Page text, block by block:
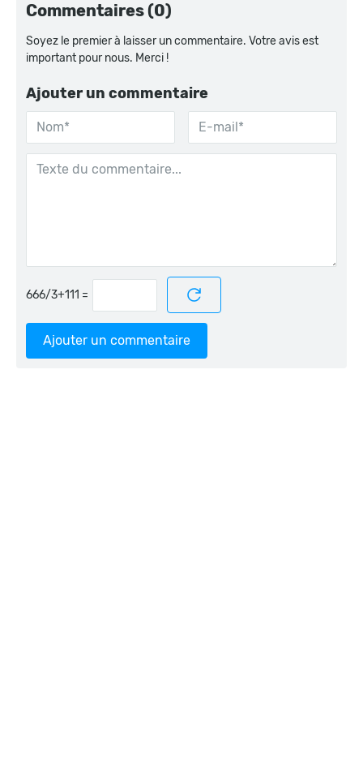
Commentaires (0)
Soyez le premier à laisser un commentaire. Votre avis est
important pour nous. Merci !
Ajouter un commentaire
=
Ajouter un commentaire